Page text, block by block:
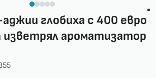
глобиха с 400 евро
изветрял ароматизатор